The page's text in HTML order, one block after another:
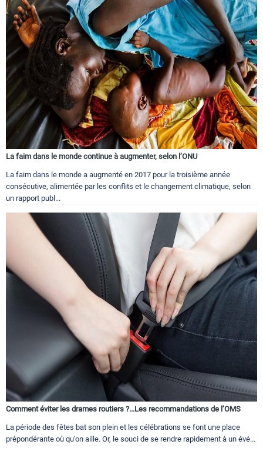
La faim dans le monde continue à augmenter, selon l’ONU
La faim dans le monde a augmenté en 2017 pour la troisième année
consécutive, alimentée par les conflits et le changement climatique, selon
un rapport publ...
Comment éviter les drames routiers ?...Les recommandations de l’OMS
La période des fêtes bat son plein et les célébrations se font une place
prépondérante où qu’on aille. Or, le souci de se rendre rapidement à un évé...